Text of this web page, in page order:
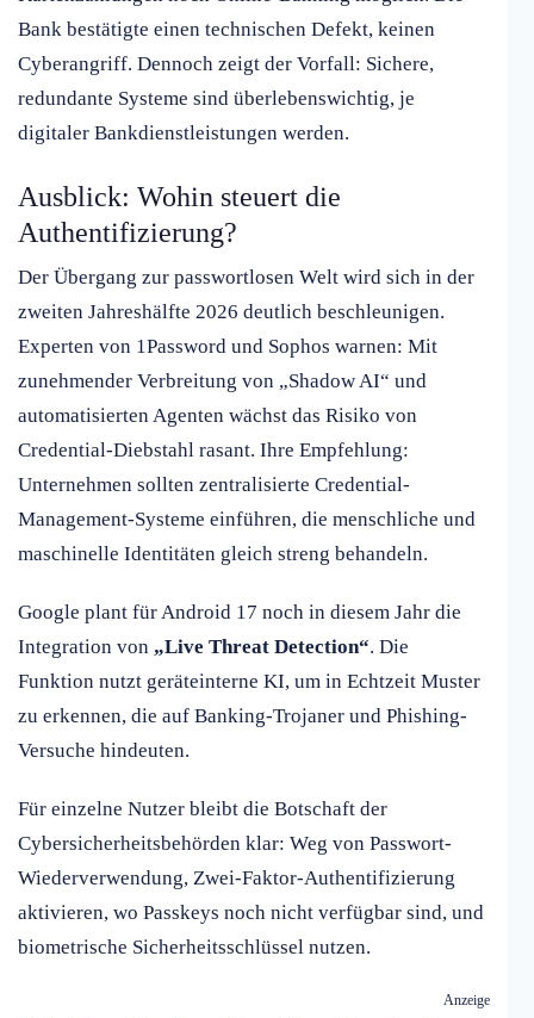
Bank bestätigte einen technischen Defekt, keinen
Cyberangriff. Dennoch zeigt der Vorfall: Sichere,
redundante Systeme sind überlebenswichtig, je
digitaler Bankdienstleistungen werden.
Ausblick: Wohin steuert die
Authentifizierung?
Der Übergang zur passwortlosen Welt wird sich in der
zweiten Jahreshälfte 2026 deutlich beschleunigen.
Experten von 1Password und Sophos warnen: Mit
zunehmender Verbreitung von „Shadow AI“ und
automatisierten Agenten wächst das Risiko von
Credential-Diebstahl rasant. Ihre Empfehlung:
Unternehmen sollten zentralisierte Credential-
Management-Systeme einführen, die menschliche und
maschinelle Identitäten gleich streng behandeln.
Google plant für Android 17 noch in diesem Jahr die
Integration von „Live Threat Detection“. Die
Funktion nutzt geräteinterne KI, um in Echtzeit Muster
zu erkennen, die auf Banking-Trojaner und Phishing-
Versuche hindeuten.
Für einzelne Nutzer bleibt die Botschaft der
Cybersicherheitsbehörden klar: Weg von Passwort-
Wiederverwendung, Zwei-Faktor-Authentifizierung
aktivieren, wo Passkeys noch nicht verfügbar sind, und
biometrische Sicherheitsschlüssel nutzen.
Anzeige